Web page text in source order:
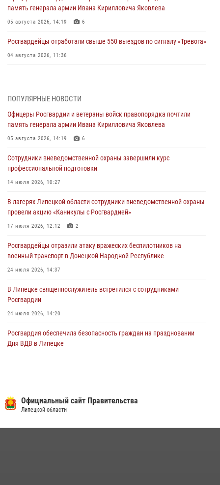
память генерала армии Ивана Кирилловича Яковлева
05 августа 2026, 14:19 6
Росгвардейцы отработали свыше 550 выездов по сигналу «Тревога»
04 августа 2026, 11:36
04 августа 2026, 09:05
Росгвардия обеспечила безопасность граждан на праздновании
Дня ВДВ в Липецке
03 августа 2026, 13:43
Росгвардейцы обеспечили безопасность граждан в День Лев-
Толстовского района
03 августа 2026, 13:41
Росгвардия противодействует БПЛА ВСУ на южном направлении
(видео)
03 августа 2026, 13:39
ПОПУЛЯРНЫЕ НОВОСТИ
Офицеры Росгвардии и ветераны войск правопорядка почтили
память генерала армии Ивана Кирилловича Яковлева
05 августа 2026, 14:19 6
Сотрудники вневедомственной охраны завершили курс
профессиональной подготовки
14 июля 2026, 10:27
В лагерях Липецкой области сотрудники вневедомственной охраны
провели акцию «Каникулы с Росгвардией»
17 июля 2026, 12:12 2
Росгвардейцы отразили атаку вражеских беспилотников на
военный транспорт в Донецкой Народной Республике
24 июля 2026, 14:37
В Липецке священнослужитель встретился с сотрудниками
Росгвардии
24 июля 2026, 14:20
Росгвардия обеспечила безопасность граждан на праздновании
Дня ВДВ в Липецке
28 июля 2026, 14:38 4
Официальный сайт Правительства
Липецкой области